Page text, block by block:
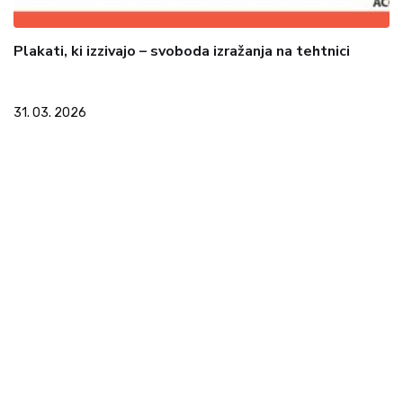
Plakati, ki izzivajo – svoboda izražanja na tehtnici
31. 03. 2026